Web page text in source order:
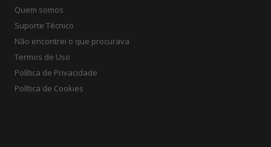
Quem somos
Suporte Técnico
Não encontrei o que procurava
Termos de Uso
Política de Privacidade
Política de Cookies